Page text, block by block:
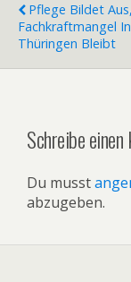
Pflege Bildet
Fachkraftmangel In
Thüringen Bleibt
Schreibe
Du musst
abzugeben.